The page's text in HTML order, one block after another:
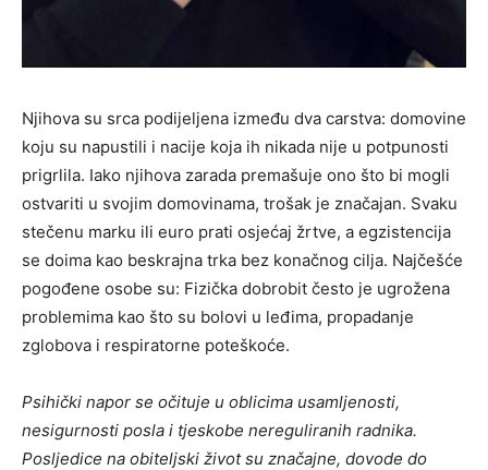
Njihova su srca podijeljena između dva carstva: domovine
koju su napustili i nacije koja ih nikada nije u potpunosti
prigrlila. Iako njihova zarada premašuje ono što bi mogli
ostvariti u svojim domovinama, trošak je značajan. Svaku
stečenu marku ili euro prati osjećaj žrtve, a egzistencija
se doima kao beskrajna trka bez konačnog cilja. Najčešće
pogođene osobe su: Fizička dobrobit često je ugrožena
problemima kao što su bolovi u leđima, propadanje
zglobova i respiratorne poteškoće.
Psihički napor se očituje u oblicima usamljenosti,
nesigurnosti posla i tjeskobe nereguliranih radnika.
Posljedice na obiteljski život su značajne, dovode do